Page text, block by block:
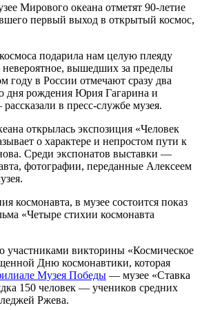
Мирового океана отметят 90-летие
первый выход в открытый космос,
подарила нам целую плеяду
вышедших за пределы
году в России отмечают сразу два
дня рождения Юрия Гагарина и
в пресс-службе музея.
открылась экспозиция «Человек
о характере и непростом пути к
Среди экспонатов выставки —
фотографии, переданные Алексеем
космонавта, в музее состоится показ
«Четыре стихии космонавта
участниками викторины «Космическое
Дню космонавтики, которая
Музея Победы — музее «Ставка
150 человек — учеников средних
Ржева.